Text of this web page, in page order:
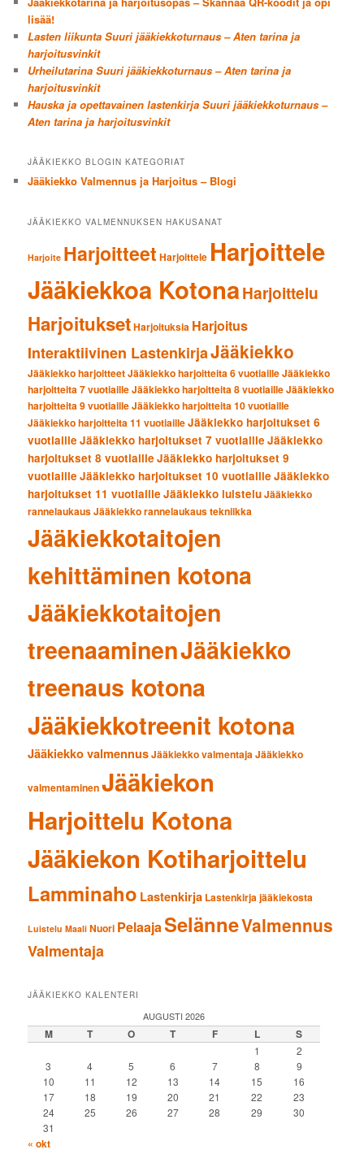
lisää!
Lasten liikunta Suuri jääkiekkoturnaus – Aten tarina ja
harjoitusvinkit
Urheilutarina Suuri jääkiekkoturnaus – Aten tarina ja
harjoitusvinkit
Hauska ja opettavainen lastenkirja Suuri jääkiekkoturnaus –
Aten tarina ja harjoitusvinkit
JÄÄKIEKKO BLOGIN KATEGORIAT
Jääkiekko Valmennus ja Harjoitus – Blogi
JÄÄKIEKKO VALMENNUKSEN HAKUSANAT
Harjoite Harjoitteet Harjoittele Harjoittele
Jääkiekkoa KotonaHarjoittelu
HarjoituksetHarjoituksia Harjoitus
Interaktiivinen LastenkirjaJääkiekko
Jääkiekko harjoitteetJääkiekko harjoitteita 6 vuotiailleJääkiekko
harjoitteita 7 vuotiailleJääkiekko harjoitteita 8 vuotiailleJääkiekko
harjoitteita 9 vuotiailleJääkiekko harjoitteita 10 vuotiaille
Jääkiekko harjoitteita 11 vuotiailleJääkiekko harjoitukset 6
vuotiaille Jääkiekko harjoitukset 7 vuotiaille Jääkiekko
harjoitukset 8 vuotiaille Jääkiekko harjoitukset 9
vuotiaille Jääkiekko harjoitukset 10 vuotiaille Jääkiekko
harjoitukset 11 vuotiaille Jääkiekko luisteluJääkiekko
rannelaukausJääkiekko rannelaukaus tekniikka
Jääkiekkotaitojen
kehittäminen kotona
Jääkiekkotaitojen
treenaaminenJääkiekko
treenaus kotona
Jääkiekkotreenit kotona
Jääkiekko valmennusJääkiekko valmentajaJääkiekko
valmentaminenJääkiekon
Harjoittelu Kotona
Jääkiekon Kotiharjoittelu
Lamminaho Lastenkirja Lastenkirja jääkiekosta
Luistelu Maali Nuori PelaajaSelänneValmennus
Valmentaja
JÄÄKIEKKO KALENTERI
AUGUSTI 2026
M T O T F L S
1
2
3
4 5 6 7 8
9
10
11 12 13 14 15
16
17
18 19 20 21 22
23
24
25 26 27 28 29
30
31
« okt